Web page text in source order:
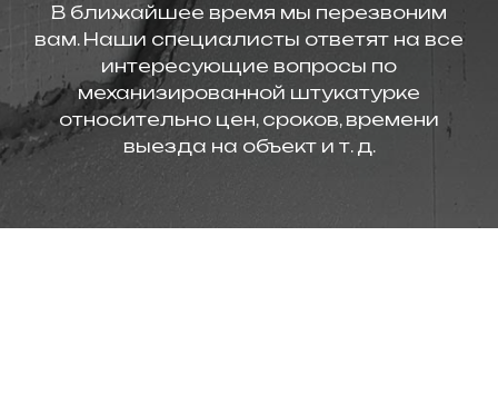
В ближайшее время мы перезвоним
вам. Наши специалисты ответят на все
интересующие вопросы по
механизированной штукатурке
относительно цен, сроков, времени
выезда на объект и т. д.